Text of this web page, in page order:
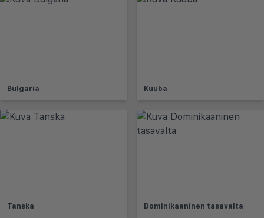
Bulgaria Kuuba
Tanska Dominikaaninen tasavalta